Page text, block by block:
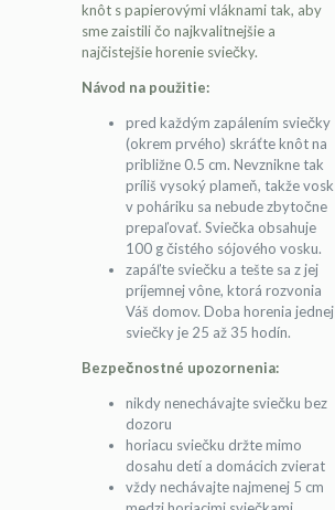
knôt s papierovými vláknami tak, aby
sme zaistili čo najkvalitnejšie a
najčistejšie horenie sviečky.
Návod na použitie:
pred každým zapálením sviečky
(okrem prvého) skráťte knôt na
približne 0.5 cm. Nevznikne tak
príliš vysoký plameň, takže vosk
v poháriku sa nebude zbytočne
prepaľovať. Sviečka obsahuje
100 g čistého sójového vosku.
zapáľte sviečku a tešte sa z jej
príjemnej vône, ktorá rozvonia
Váš domov. Doba horenia jednej
sviečky je 25 až 35 hodín.
Bezpečnostné upozornenia:
nikdy nenechávajte sviečku bez
dozoru
horiacu sviečku držte mimo
dosahu detí a domácich zvierat
vždy nechávajte najmenej 5 cm